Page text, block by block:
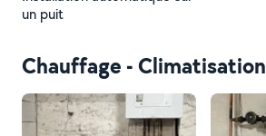
un puit
Chauffage - Climatisation